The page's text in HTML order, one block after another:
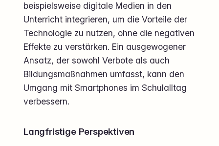
beispielsweise digitale Medien in den
Unterricht integrieren, um die Vorteile der
Technologie zu nutzen, ohne die negativen
Effekte zu verstärken. Ein ausgewogener
Ansatz, der sowohl Verbote als auch
Bildungsmaßnahmen umfasst, kann den
Umgang mit Smartphones im Schulalltag
verbessern.
Langfristige Perspektiven